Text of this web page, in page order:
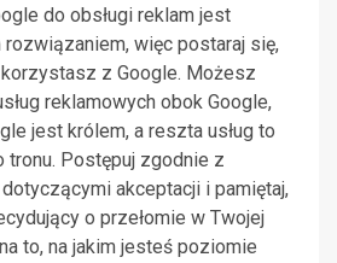
do obsługi reklam jest
więc postaraj się,
z Google. Możesz
reklamowych obok Google,
jest królem, a reszta usług to
tronu. Postępuj zgodnie z
akceptacji i pamiętaj,
o przełomie w Twojej
to, na jakim jesteś poziomie